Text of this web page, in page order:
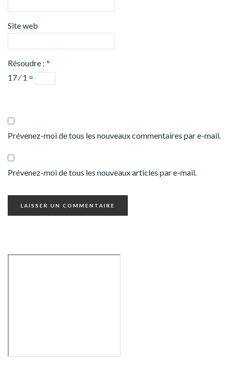
Site web
Résoudre : *
17 ⁄ 1 =
Prévenez-moi de tous les nouveaux commentaires par e-mail.
Prévenez-moi de tous les nouveaux articles par e-mail.